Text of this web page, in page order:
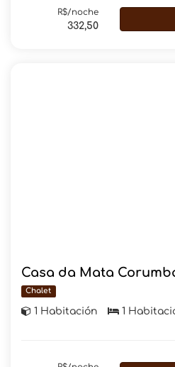
R$/noche
332,50
Casa da Mata
Chalet
1 Habitación 1